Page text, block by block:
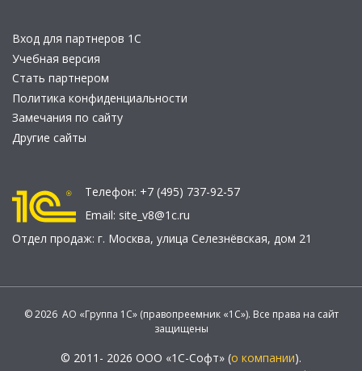
Вход для партнеров 1С
Учебная версия
Стать партнером
Политика конфиденциальности
Замечания по сайту
Другие сайты
Телефон: +7 (495) 737-92-57
Email: site_v8@1c.ru
Отдел продаж: г. Москва, улица Селезнёвская, дом 21
© 2026 АО «Группа 1С» (правопреемник «1С»). Все права на сайт
защищены
© 2011- 2026 ООО «1С-Софт» (о компании).